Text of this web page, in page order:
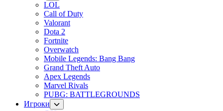
LOL
Call of Duty
Valorant
Dota 2
Fortnite
Overwatch
Mobile Legends: Bang Bang
Grand Theft Auto
Apex Legends
Marvel Rivals
PUBG: BATTLEGROUNDS
Игроки